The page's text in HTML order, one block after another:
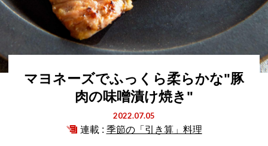
マヨネーズでふっくら柔らかな"豚
肉の味噌漬け焼き"
2022.07.05
連載 : 季節の「引き算」料理